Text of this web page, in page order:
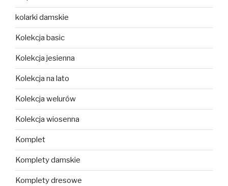
kolarki damskie
Kolekcja basic
Kolekcja jesienna
Kolekcja na lato
Kolekcja welurów
Kolekcja wiosenna
Komplet
Komplety damskie
Komplety dresowe